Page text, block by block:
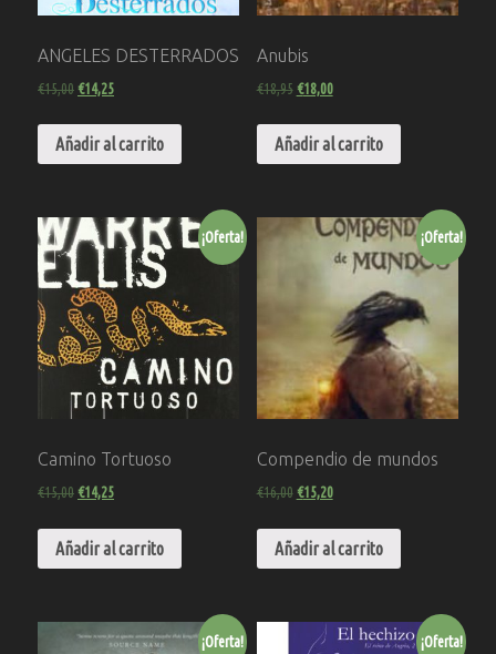
ANGELES DESTERRADOS
€15,00€14,25
Añadir al carrito
Anubis
€18,95 €18,00
Añadir al carrito
¡Oferta!
Camino Tortuoso
€15,00€14,25
Añadir al carrito
¡Oferta!
Compendio de mundos
€16,00 €15,20
Añadir al carrito
¡Oferta! ¡Oferta!